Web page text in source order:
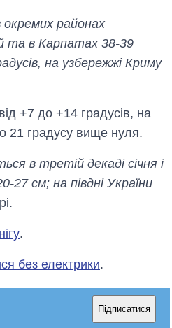
районах
та в Карпатах 38-39
на узбережжі Криму
+7 до +14 градусів, на
21 градусу вище нуля.
в третій декаді січня і
27 см; на півдні України
.
без електрики.
Підписатися
Вісім масованих
область стали
головною ціллю
рф